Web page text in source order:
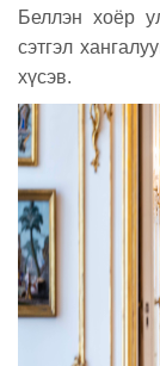
Беллэн хоёр
сэтгэл
хүсэв.